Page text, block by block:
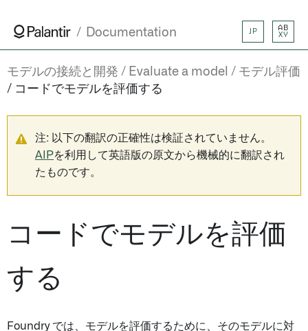
Documentation JP
AB
XY
モデルの接続と開発 Evaluate a model
モデル評価
コードでモデルを評価する
注: 以下の翻訳の正確性は検証されていません。
AIPを利用して英語版の原文から機械的に翻訳され
たものです。
コードでモデルを評価
する
Foundry では、モデルを評価するために、そのモデルに対